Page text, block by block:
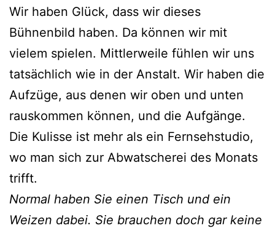
Wir haben Glück, dass wir dieses
Bühnenbild haben. Da können wir mit
vielem spielen. Mittlerweile fühlen wir uns
tatsächlich wie in der Anstalt. Wir haben die
Aufzüge, aus denen wir oben und unten
rauskommen können, und die Aufgänge.
Die Kulisse ist mehr als ein Fernsehstudio,
wo man sich zur Abwatscherei des Monats
trifft.
Normal haben Sie einen Tisch und ein
Weizen dabei. Sie brauchen doch gar keine